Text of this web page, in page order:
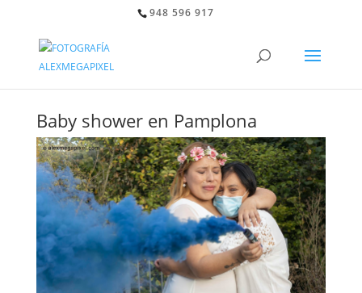
948 596 917
Baby shower en Pamplona